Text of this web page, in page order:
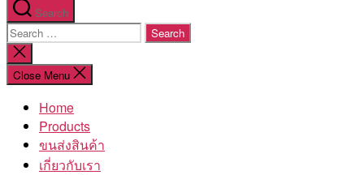
Search
Search
for:
Close
search
Close Menu
Home
Products
ขนส่งสินค้า
เกี่ยวกับเรา